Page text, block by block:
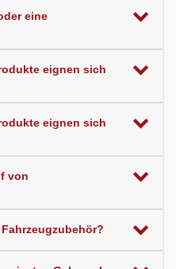
eine
eignen sich
eignen sich
von